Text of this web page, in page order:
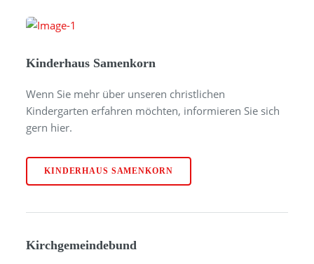
Kinderhaus Samenkorn
Wenn Sie mehr über unseren christlichen
Kindergarten erfahren möchten, informieren Sie sich
gern hier.
KINDERHAUS SAMENKORN
Kirchgemeindebund